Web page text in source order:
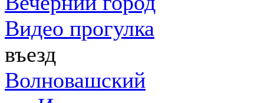
Видео прогулка
въезд
Волновашский